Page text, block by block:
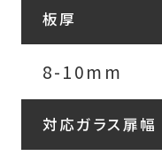
板厚
8-10mm
対応ガラス扉幅